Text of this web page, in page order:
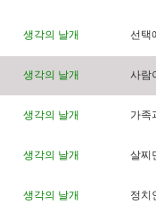
생각의 날개 선 택
생각의 날개 사람
생각의 날개 가족
생각의 날개 살찌
생각의 날개 정치